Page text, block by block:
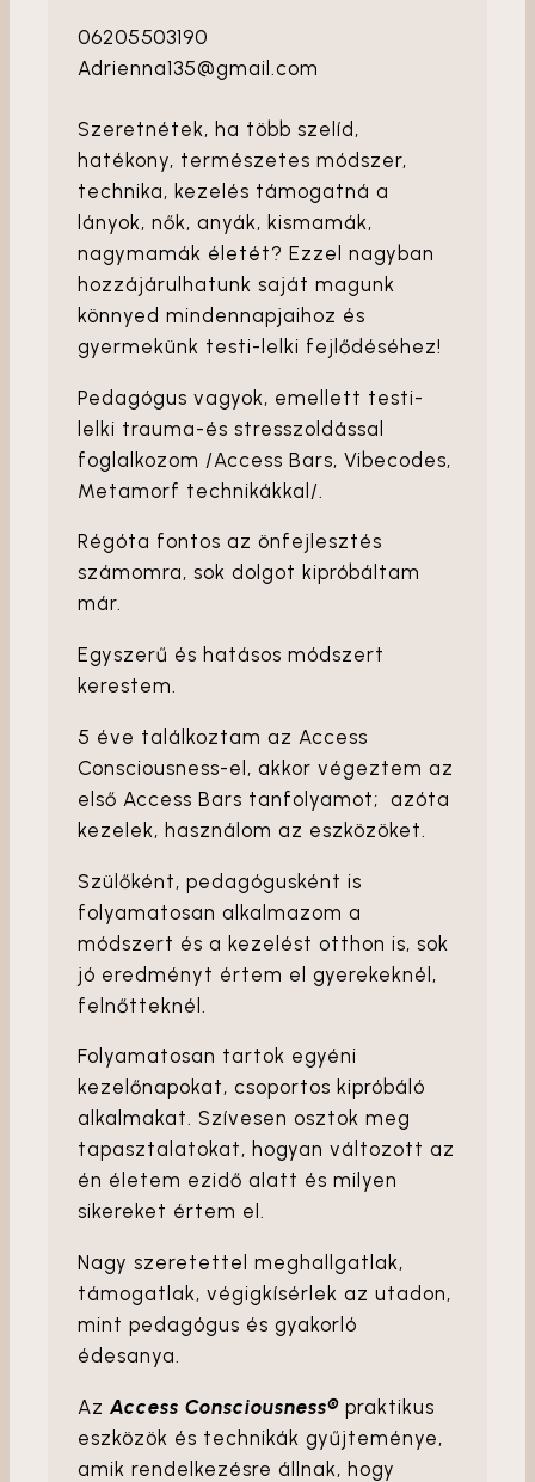
06205503190
Adrienna135@gmail.com
Szeretnétek, ha több szelíd,
hatékony, természetes módszer,
technika, kezelés támogatná a
lányok, nők, anyák, kismamák,
nagymamák életét? Ezzel nagyban
hozzájárulhatunk saját magunk
könnyed mindennapjaihoz és
gyermekünk testi-lelki fejlődéséhez!
Pedagógus vagyok, emellett testi-
lelki trauma-és stresszoldással
foglalkozom /Access Bars, Vibecodes,
Metamorf technikákkal/.
Régóta fontos az önfejlesztés
számomra, sok dolgot kipróbáltam
már.
Egyszerű és hatásos módszert
kerestem.
5 éve találkoztam az Access
Consciousness-el, akkor végeztem az
első Access Bars tanfolyamot; azóta
kezelek, használom az eszközöket.
Szülőként, pedagógusként is
folyamatosan alkalmazom a
módszert és a kezelést otthon is, sok
jó eredményt értem el gyerekeknél,
felnőtteknél.
Folyamatosan tartok egyéni
kezelőnapokat, csoportos kipróbáló
alkalmakat. Szívesen osztok meg
tapasztalatokat, hogyan változott az
én életem ezidő alatt és milyen
sikereket értem el.
Nagy szeretettel meghallgatlak,
támogatlak, végigkísérlek az utadon,
mint pedagógus és gyakorló
édesanya.
Az Access Consciousness® praktikus
eszközök és technikák gyűjteménye,
amik rendelkezésre állnak, hogy